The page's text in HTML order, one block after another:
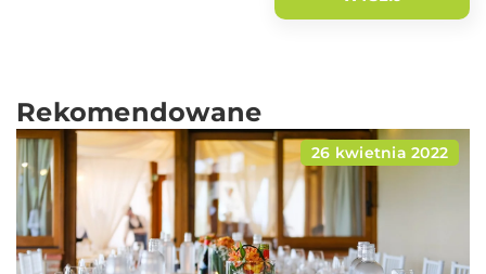
Rekomendowane
26 kwietnia 2022